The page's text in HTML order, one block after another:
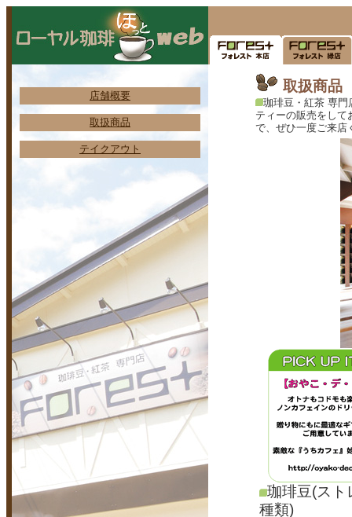
店舗概要
取扱商品
テイクアウト
取扱商品
珈琲豆・紅茶 専門
ティーの販売をして
で、ぜひ一度ご来店
珈琲豆(スト
種類)